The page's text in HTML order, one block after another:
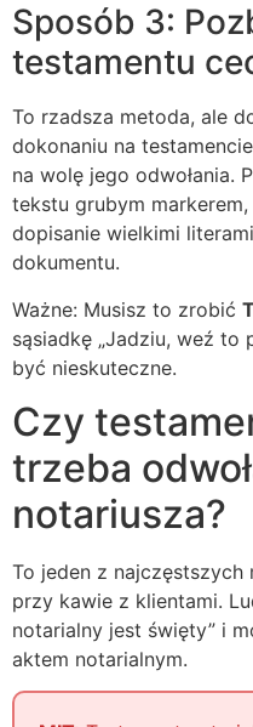
Sposób 3:
testamentu
To rzadsza metoda, ale
dokonaniu na
na wolę jego odwołania.
tekstu grubym markerem,
dopisanie wielkimi
dokumentu.
Ważne: Musisz to zrobić
sąsiadkę „Jadziu, weź to
być nieskuteczne.
Czy
trzeba
notariusza?
To jeden z
przy kawie z klientami.
notarialny jest święty” i
aktem notarialnym.